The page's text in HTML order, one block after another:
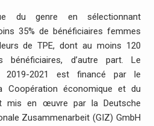
du genre en sélectionnant
35% de bénéficiaires femmes
de TPE, dont au moins 120
d’autre part. Le
2019-2021 est financé par le
Coopération économique et du
mis en œuvre par la Deutsche
Zusammenarbeit (GIZ) GmbH